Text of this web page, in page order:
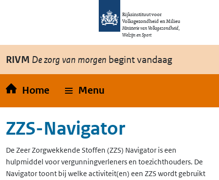
Overslaan en naar de inhoud gaan
Rijksinstituut voor
Volksgezondheid en Milieu
Ministerie van Volksgezondheid,
Welzijn en Sport
RIVM De zorg van morgen begint vandaag
Home Menu
ZZS-Navigator
De Zeer Zorgwekkende Stoffen (ZZS) Navigator is een
hulpmiddel voor vergunningverleners en toezichthouders. De
Navigator toont bij welke activiteit(en) een ZZS wordt gebruikt